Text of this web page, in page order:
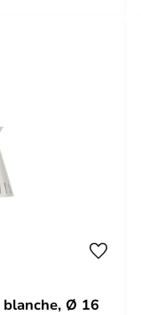
blanche, Ø 16